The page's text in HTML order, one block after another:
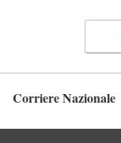
Corriere Nazionale